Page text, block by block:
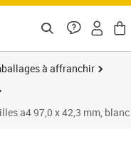
à affranchir
a4 97,0 x 42,3 mm,